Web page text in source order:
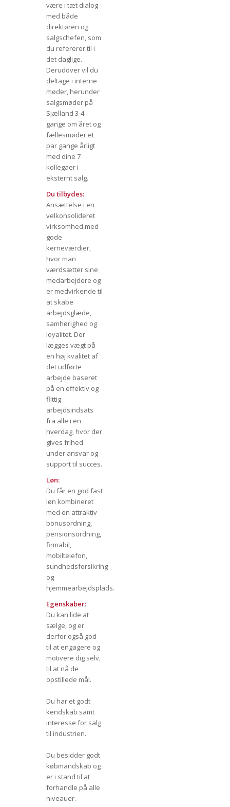
være i tæt dialog
med både
direktøren og
salgschefen, som
du refererer til i
det daglige.
Derudover vil du
deltage i interne
møder, herunder
salgsmøder på
Sjælland 3-4
gange om året og
fællesmøder et
par gange årligt
med dine 7
kollegaer i
eksternt salg.
Du tilbydes:
Ansættelse i en
velkonsolideret
virksomhed med
gode
kerneværdier,
hvor man
værdsætter sine
medarbejdere og
er medvirkende til
at skabe
arbejdsglæde,
samhørighed og
loyalitet. Der
lægges vægt på
en høj kvalitet af
det udførte
arbejde baseret
på en effektiv og
flittig
arbejdsindsats
fra alle i en
hverdag, hvor der
gives frihed
under ansvar og
support til succes.
Løn:
Du får en god fast
løn kombineret
med en attraktiv
bonusordning,
pensionsordning,
firmabil,
mobiltelefon,
sundhedsforsikring
og
hjemmearbejdsplads.
Egenskaber:
Du kan lide at
sælge, og er
derfor også god
til at engagere og
motivere dig selv,
til at nå de
opstillede mål.
Du har et godt
kendskab samt
interesse for salg
til industrien.
Du besidder godt
købmandskab og
er i stand til at
forhandle på alle
niveauer.